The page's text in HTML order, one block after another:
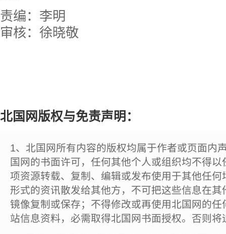
责编：李明
审核：徐晓敬
北国网版权与免责声明：
1、北国网所有内容的版权均属于作者或页面内
国网的书面许可，任何其他个人或组织均不得
项资源转载、复制、编辑或发布使用于其他任
形式的资讯散发给其他方，不可把这些信息在
镜像复制或保存；不得修改或再使用北国网的
站信息资料，必需取得北国网书面授权。否则将